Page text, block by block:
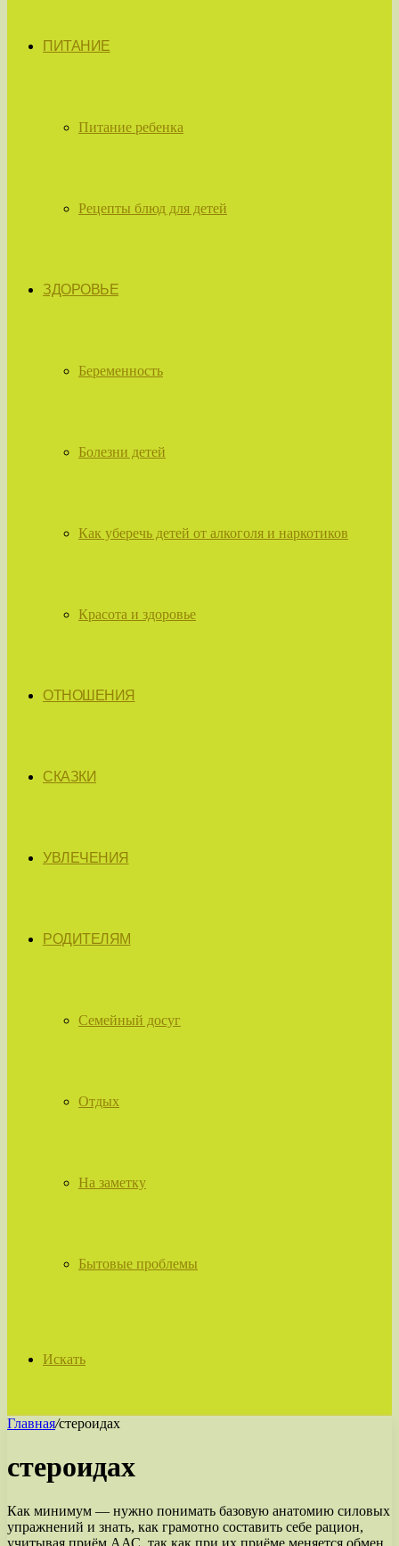
ПИТАНИЕ
Питание ребенка
Рецепты блюд для детей
ЗДОРОВЬЕ
Беременность
Болезни детей
Как уберечь детей от алкоголя и наркотиков
Красота и здоровье
ОТНОШЕНИЯ
СКАЗКИ
УВЛЕЧЕНИЯ
РОДИТЕЛЯМ
Семейный досуг
Отдых
На заметку
Бытовые проблемы
Искать
Главная/стероидах
стероидах
Как минимум — нужно понимать базовую анатомию силовых
упражнений и знать, как грамотно составить себе рацион,
учитывая приём ААС, так как при их приёме меняется обмен